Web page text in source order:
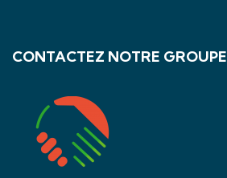
CONTACTEZ NOTRE GROUPE